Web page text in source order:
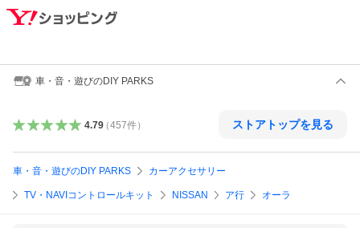
車・音・遊びのDIY PARKS
4.79（457件） ストアトップを見る
車・音・遊びのDIY PARKS カーアクセサリー
TV・NAVIコントロールキット NISSAN ア行 オーラ